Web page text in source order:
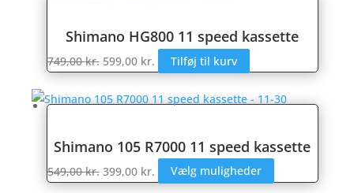
549,00 kr..399,00 kr..
Shimano HG800 11 speed kassette
749,00kr. Den
oprindelige
pris
749,00 kr..
599,00 kr.Den
aktuelle
pris
599,00 kr..
Tilføj til kurv
Shimano 105 R7000 11 speed kassette
549,00kr. Den
399,00 kr. DenVælg muligheder